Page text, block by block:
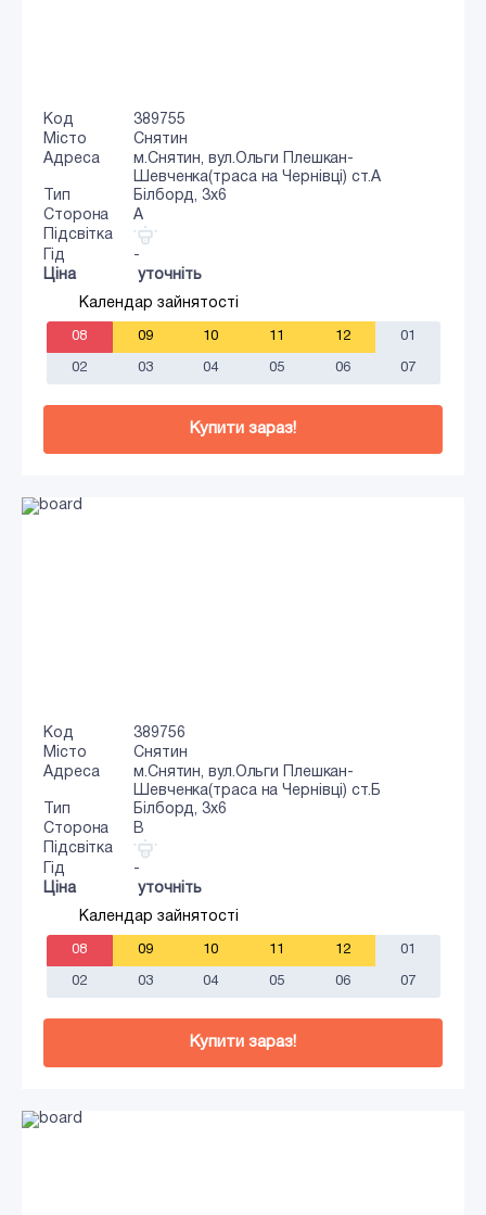
Код
389755
Місто
Снятин
Адреса
м.Снятин, вул.Ольги Плешкан-
Шевченка(траса на Чернівці) ст.А
Тип
Білборд, 3х6
Сторона
A
Підсвітка
Гід
-
Ціна
уточніть
Календар зайнятості
08 09 10 11 12 01
02 03 04 05 06 07
Купити зараз!
Код
389756
Місто
Снятин
Адреса
м.Снятин, вул.Ольги Плешкан-
Шевченка(траса на Чернівці) ст.Б
Тип
Білборд, 3х6
Сторона
B
Підсвітка
Гід
-
Ціна
уточніть
Календар зайнятості
08 09 10 11 12 01
02 03 04 05 06 07
Купити зараз!